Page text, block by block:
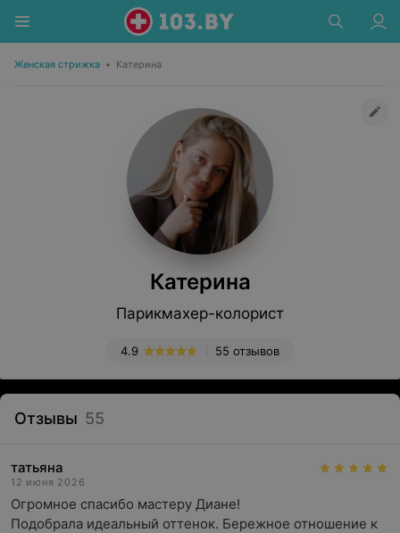
Женская стрижка • Катерина
Катерина
Парикмахер-колорист
55 отзывов
4.9
Отзывы 55
татьяна
12 июня 2026
Огромное спасибо мастеру Диане!
Подобрала идеальный оттенок. Бережное отношение к